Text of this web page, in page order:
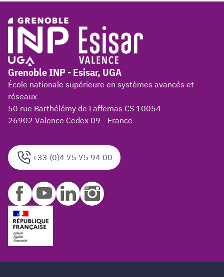
+33 (0)4 75 75 94 00
Grenoble INP - Esisar, UGA
École nationale supérieure en systèmes avancés et
réseaux
50 rue Barthélémy de Laffemas CS 10054
26902 Valence Cedex 09 - France